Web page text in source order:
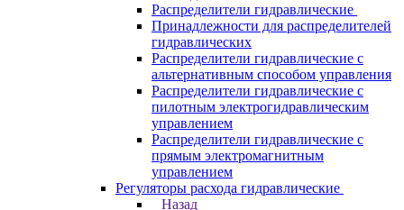
Распределители гидравлические
Принадлежности для распределителей
гидравлических
Распределители гидравлические с
альтернативным способом управления
Распределители гидравлические с
пилотным электрогидравлическим
управлением
Распределители гидравлические с
прямым электромагнитным
управлением
Регуляторы расхода гидравлические
Назад